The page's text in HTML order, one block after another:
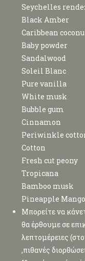
Seychelles
Black Amber
Caribbean
Baby powder
Sandalwood
Soleil Blanc
Pure vanilla
White musk
Bubble gum
Cinnamon
Periwinkle
Cotton
Fresh cut peony
Tropicana
Bamboo musk
Pineapple Mango
Μπορείτε να
θα έρθουμε σε
λεπτομέρειες
,πιθανές